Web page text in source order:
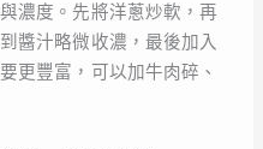
濃度。先將洋蔥炒軟，再
醬汁略微收濃，最後加入
更豐富，可以加牛肉碎、